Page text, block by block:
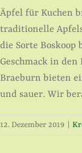
Äpfel für Kuchen
traditionelle
die Sorte Boskoop
Geschmack in
Braeburn bieten
und sauer. Wir
12. Dezember 2019